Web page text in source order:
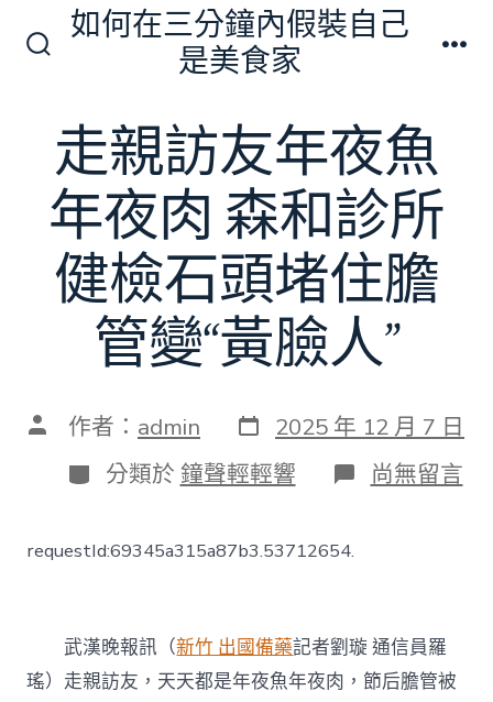
換
關
如何在三分鐘內假裝自己
是美食家
走親訪友年夜魚
年夜肉 森和診所
健檢石頭堵住膽
管變“黃臉人”
文 作者： admin 發
表
日
期
2025 年 12 月 7 日
分
類
分類於 鐘聲輕輕響 在
〈走
年
夜
肉
尚無留言
requestId:69345a315a87b3.53712654.
武漢晚報訊（新竹 出國備藥記者劉璇 通信員羅
瑤）走親訪友，天天都是年夜魚年夜肉，節后膽管被